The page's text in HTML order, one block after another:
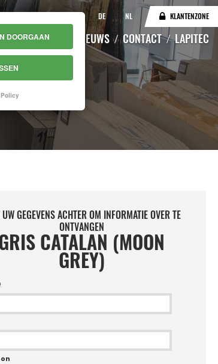
DE NL KLANTENZONE
MAGAZIJN NIEUWS CONTACT LAPITEC
UW GEGEVENS ACHTER OM INFORMATIE OVER TE
ONTVANGEN
CATALAN (MOON
GREY)
DOORGAAN